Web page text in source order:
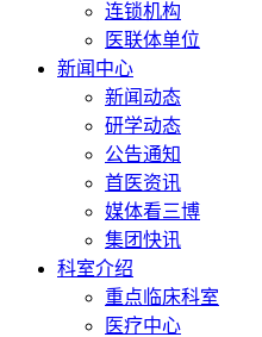
连锁机构
医联体单位
新闻中心
新闻动态
研学动态
公告通知
首医资讯
媒体看三博
集团快讯
科室介绍
重点临床科室
医疗中心